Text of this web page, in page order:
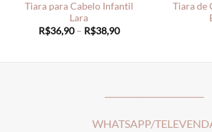
Tiara para Cabelo Infantil
Lara
R$36,90 – R$38,90Price
Tiara de
WHATSAPP/